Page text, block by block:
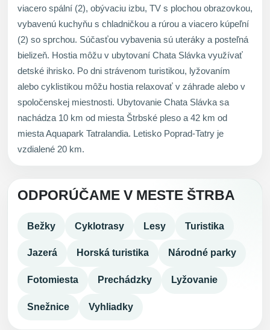
viacero spální (2), obývaciu izbu, TV s plochou obrazovkou,
vybavenú kuchyňu s chladničkou a rúrou a viacero kúpeľní
(2) so sprchou. Súčasťou vybavenia sú uteráky a posteľná
bielizeň. Hostia môžu v ubytovaní Chata Slávka využívať
detské ihrisko. Po dni strávenom turistikou, lyžovaním
alebo cyklistikou môžu hostia relaxovať v záhrade alebo v
spoločenskej miestnosti. Ubytovanie Chata Slávka sa
nachádza 10 km od miesta Štrbské pleso a 42 km od
miesta Aquapark Tatralandia. Letisko Poprad-Tatry je
vzdialené 20 km.
ODPORÚČAME V MESTE ŠTRBA
Bežky Cyklotrasy Lesy Turistika
Jazerá Horská turistika Národné parky
Fotomiesta Prechádzky Lyžovanie
Snežnice Vyhliadky